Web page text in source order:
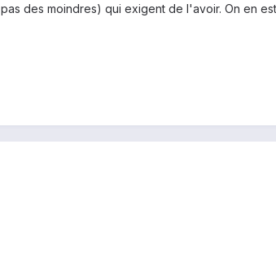
des moindres) qui exigent de l'avoir. On en